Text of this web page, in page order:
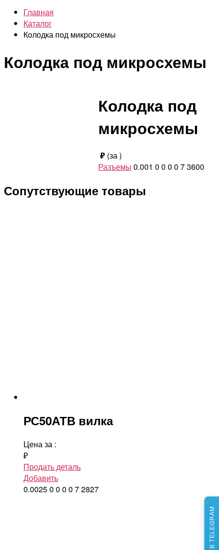
Главная
Каталог
Колодка под микросхемы
Колодка под микросхемы
Колодка под
микросхемы
₽ (за)
Разъемы 0.001 0 0 0 0 73600
Сопутствующие товары
РС50АТВ вилка
Цена за :
₽
Продать деталь
Добавить
0.00250 0 0 0 72827
МЫ В TELEGRAM